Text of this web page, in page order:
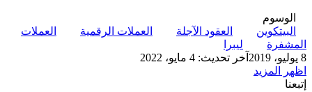
الوسوم
البيتكوين
العقود الآجلة العملات الرقمية
العملات
المشفرة
ليبرا
8 يوليو، 2019
آخر تحديث: 4 مايو، 2022
اظهر المزيد
إتبعنا